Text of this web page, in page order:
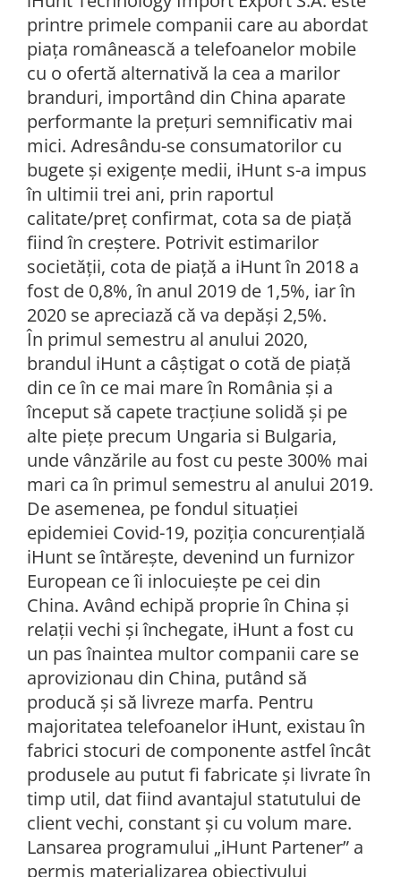
printre primele companii care au abordat
piața românească a telefoanelor mobile
cu o ofertă alternativă la cea a marilor
branduri, importând din China aparate
performante la prețuri semnificativ mai
mici. Adresându-se consumatorilor cu
bugete și exigențe medii, iHunt s-a impus
în ultimii trei ani, prin raportul
calitate/preț confirmat, cota sa de piață
fiind în creștere. Potrivit estimarilor
societăţii, cota de piață a iHunt în 2018 a
fost de 0,8%, în anul 2019 de 1,5%, iar în
2020 se apreciază că va depăși 2,5%.
În primul semestru al anului 2020,
brandul iHunt a câştigat o cotă de piaţă
din ce în ce mai mare în România şi a
început să capete tracţiune solidă şi pe
alte pieţe precum Ungaria si Bulgaria,
unde vânzările au fost cu peste 300% mai
mari ca în primul semestru al anului 2019.
De asemenea, pe fondul situaţiei
epidemiei Covid-19, poziţia concurenţială
iHunt se întăreşte, devenind un furnizor
European ce îi inlocuieşte pe cei din
China. Având echipă proprie în China şi
relaţii vechi şi închegate, iHunt a fost cu
un pas înaintea multor companii care se
aprovizionau din China, putând să
producă şi să livreze marfa. Pentru
majoritatea telefoanelor iHunt, existau în
fabrici stocuri de componente astfel încât
produsele au putut fi fabricate şi livrate în
timp util, dat fiind avantajul statutului de
client vechi, constant şi cu volum mare.
Lansarea programului „iHunt Partener” a
permis materializarea obiectivului